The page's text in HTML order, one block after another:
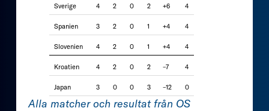
Sverige 4 2 0 2 +6 4
Spanien 3 2 0 1 +4 4
Slovenien 4 2 0 1 +4 4
Kroatien 4 2 0 2 –7 4
Japan 3 0 0 3 –12 0
Alla matcher och resultat från OS